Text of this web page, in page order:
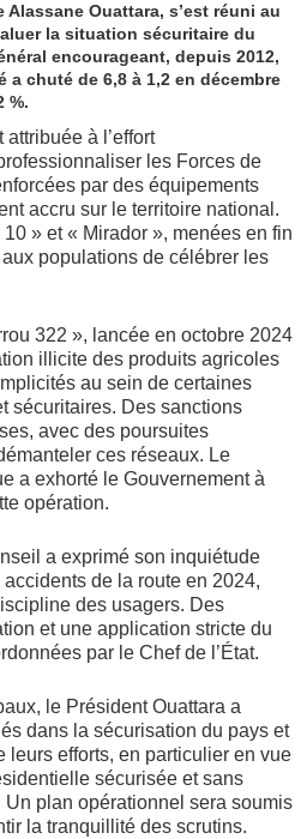
Ouattara, s’est réuni au
la situation sécuritaire du
encourageant, depuis 2012,
a chuté de 6,8 à 1,2 en décembre
%.
à l’effort
les Forces de
par des équipements
accru sur le territoire national.
» et « Mirador », menées en fin
populations de célébrer les
322 », lancée en octobre 2024
illicite des produits agricoles
au sein de certaines
sécuritaires. Des sanctions
avec des poursuites
ces réseaux. Le
a exhorté le Gouvernement à
opération.
a exprimé son inquiétude
de la route en 2024,
des usagers. Des
et une application stricte du
par le Chef de l’État.
le Président Ouattara a
dans la sécurisation du pays et
leurs efforts, en particulier en vue
sécurisée et sans
plan opérationnel sera soumis
la tranquillité des scrutins.